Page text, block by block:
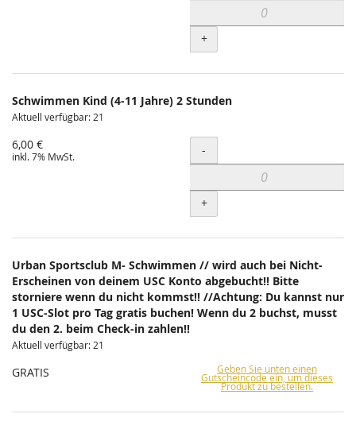
+
Schwimmen Kind (4-11 Jahre) 2 Stunden
Aktuell verfügbar: 21
6,00 €
inkl. 7% MwSt. Menge
-
+
Urban Sportsclub M- Schwimmen // wird auch bei Nicht-
Erscheinen von deinem USC Konto abgebucht!! Bitte
storniere wenn du nicht kommst!! //Achtung: Du kannst nur
1 USC-Slot pro Tag gratis buchen! Wenn du 2 buchst, musst
du den 2. beim Check-in zahlen!!
Aktuell verfügbar: 21
GRATIS Geben Sie unten einen
Gutscheincode ein, um dieses
Produkt zu bestellen.